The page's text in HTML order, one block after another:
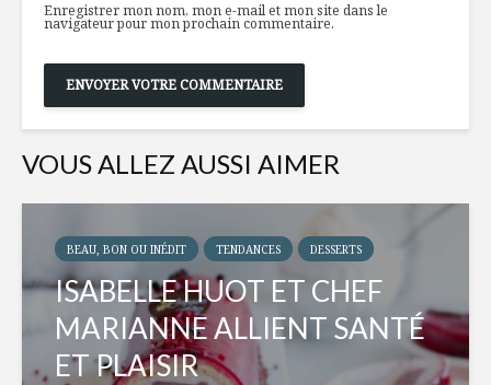
Enregistrer mon nom, mon e-mail et mon site dans le
navigateur pour mon prochain commentaire.
VOUS ALLEZ AUSSI AIMER
BEAU, BON OU INÉDIT TENDANCES DESSERTS
ISABELLE HUOT ET CHEF
MARIANNE ALLIENT SANTÉ
ET PLAISIR